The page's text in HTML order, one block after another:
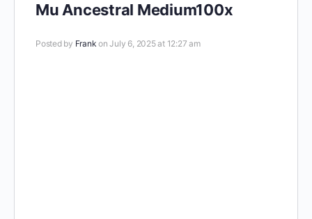
Mu Ancestral Medium100x
Posted by Frank on July 6, 2025 at 12:27 am